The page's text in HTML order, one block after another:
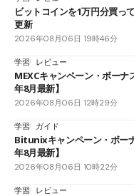
ビットコインを1万円分買っ
更新
2026年08月06日 19時46分
学習 レビュー
MEXCキャンペーン・ボーナ
年8月最新】
2026年08月06日 12時29分
学習 ガイド
Bitunixキャンペーン・ボー
年8月最新】
2026年08月06日 10時22分
学習 レビュー